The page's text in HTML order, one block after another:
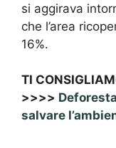
si aggirava
che l’area
16%.
TI
>>>>
salvare